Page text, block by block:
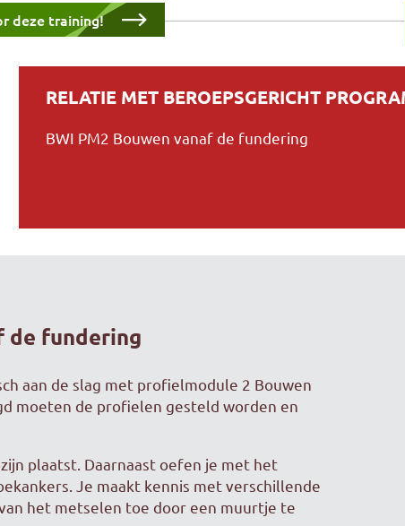
deze training!
RELATIE MET BEROEPSGERICHT
BWI PM2 Bouwen vanaf de fundering
de fundering
aan de slag met profielmodule 2 Bouwen
moeten de profielen gesteld worden en
plaatst. Daarnaast oefen je met het
Je maakt kennis met verschillende
het metselen toe door een muurtje te